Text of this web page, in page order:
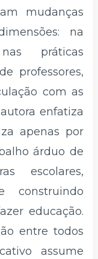
mudanças
na
práticas
professores,
com as
enfatiza
apenas por
árduo de
escolares,
construindo
educação.
entre todos
assume